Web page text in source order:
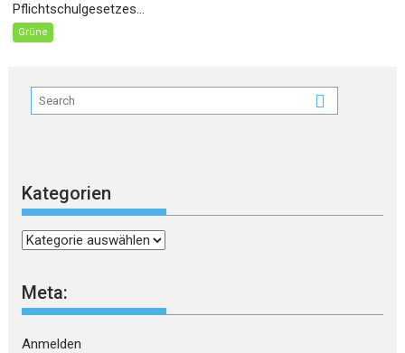
Pflichtschulgesetzes...
Grüne
Kategorien
Kategorien
Meta:
Anmelden